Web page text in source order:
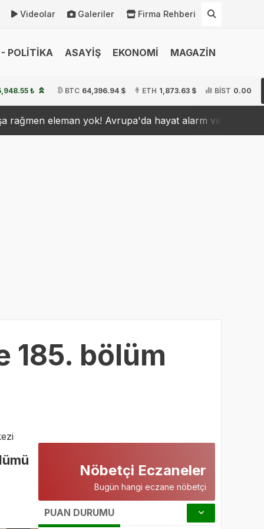
Videolar Galeriler Firma Rehberi
POLİTİKA ASAYİŞ EKONOMİ MAGAZİN
₺ BTC 64,396.94 $ ETH 1,873.63 $ BİST 0.00
hayat alarm veriyor 15:31 Fenerbahçe'ye
185. bölüm
Nöbetçi Eczaneler
Bugün hangi eczane nöbetçi
PUAN DURUMU